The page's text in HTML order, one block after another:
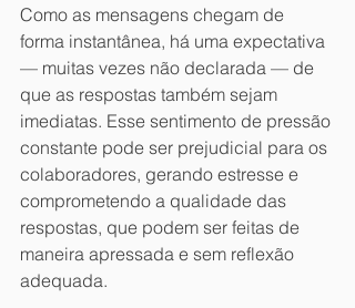
Como as mensagens chegam de
forma instantânea, há uma expectativa
— muitas vezes não declarada — de
que as respostas também sejam
imediatas. Esse sentimento de pressão
constante pode ser prejudicial para os
colaboradores, gerando estresse e
comprometendo a qualidade das
respostas, que podem ser feitas de
maneira apressada e sem reflexão
adequada.